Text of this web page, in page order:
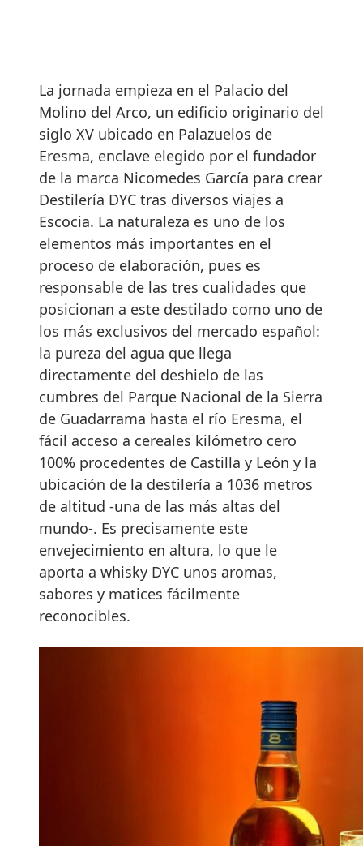
La jornada empieza en el Palacio del
Molino del Arco, un edificio originario del
siglo XV ubicado en Palazuelos de
Eresma, enclave elegido por el fundador
de la marca Nicomedes García para crear
Destilería DYC tras diversos viajes a
Escocia. La naturaleza es uno de los
elementos más importantes en el
proceso de elaboración, pues es
responsable de las tres cualidades que
posicionan a este destilado como uno de
los más exclusivos del mercado español:
la pureza del agua que llega
directamente del deshielo de las
cumbres del Parque Nacional de la Sierra
de Guadarrama hasta el río Eresma, el
fácil acceso a cereales kilómetro cero
100% procedentes de Castilla y León y la
ubicación de la destilería a 1036 metros
de altitud -una de las más altas del
mundo-. Es precisamente este
envejecimiento en altura, lo que le
aporta a whisky DYC unos aromas,
sabores y matices fácilmente
reconocibles.